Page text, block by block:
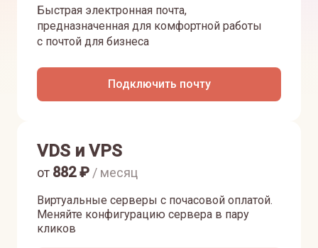
Быстрая электронная почта,
предназначенная для комфортной работы
с почтой для бизнеса
Подключить почту
VDS и VPS
Виртуальные серверы с почасовой оплатой.
Меняйте конфигурацию сервера в пару
кликов
от 882₽ / месяц